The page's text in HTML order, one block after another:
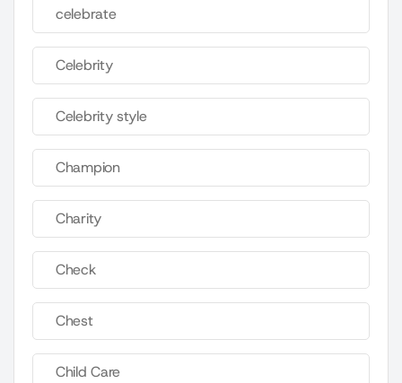
celebrate
Celebrity
Celebrity style
Champion
Charity
Check
Chest
Child Care